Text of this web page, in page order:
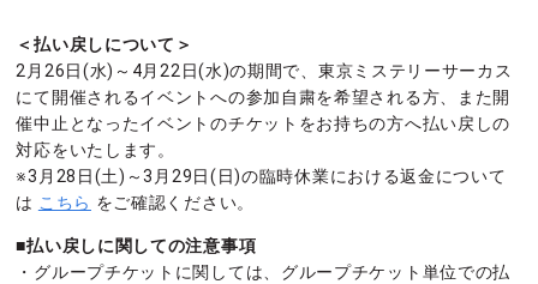
＜払い戻しについて＞
2月26日(水)～4月22日(水)の期間で、東京ミステリーサーカス
にて開催されるイベントへの参加自粛を希望される方、また開
催中止となったイベントのチケットをお持ちの方へ払い戻しの
対応をいたします。
※3月28日(土)～3月29日(日)の臨時休業における返金について
は こちら をご確認ください。
■払い戻しに関しての注意事項
・グループチケットに関しては、グループチケット単位での払